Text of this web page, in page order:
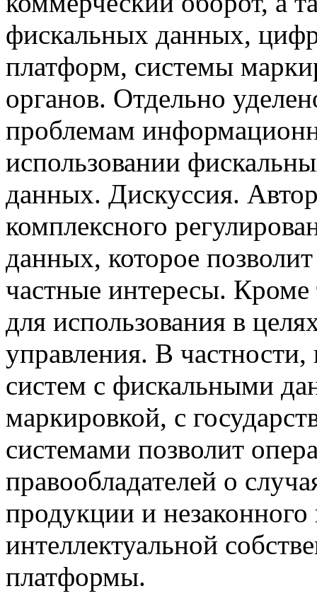
фискальных данных,
платформ, системы
органов. Отдельно
проблемам
использовании
данных. Дискуссия.
комплексного
данных, которое
частные интересы.
для использования в
управления. В
систем с фискальными
маркировкой, с
системами позволит
правообладателей о
продукции и незаконного
интеллектуальной
платформы.